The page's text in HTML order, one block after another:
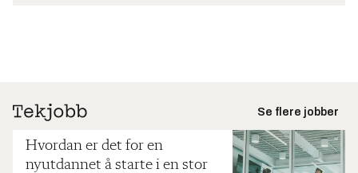
Se flere jobber
Hvordan er det for en
nyutdannet å starte i en stor